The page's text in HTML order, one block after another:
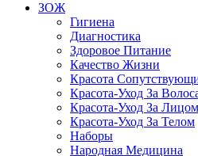
ЗОЖ
Гигиена
Диагностика
Здоровое Питание
Качество Жизни
Красота
Красота-Уход За
Красота-Уход За Лицом
Красота-Уход За Телом
Наборы
Народная Медицина